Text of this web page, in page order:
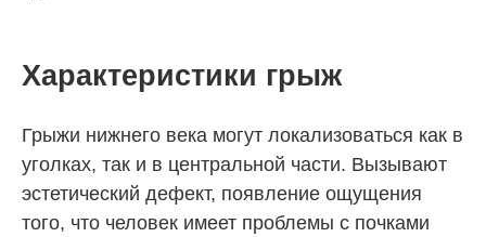
Характеристики грыж
Грыжи нижнего века могут локализоваться как в
уголках, так и в центральной части. Вызывают
эстетический дефект, появление ощущения
того, что человек имеет проблемы с почками